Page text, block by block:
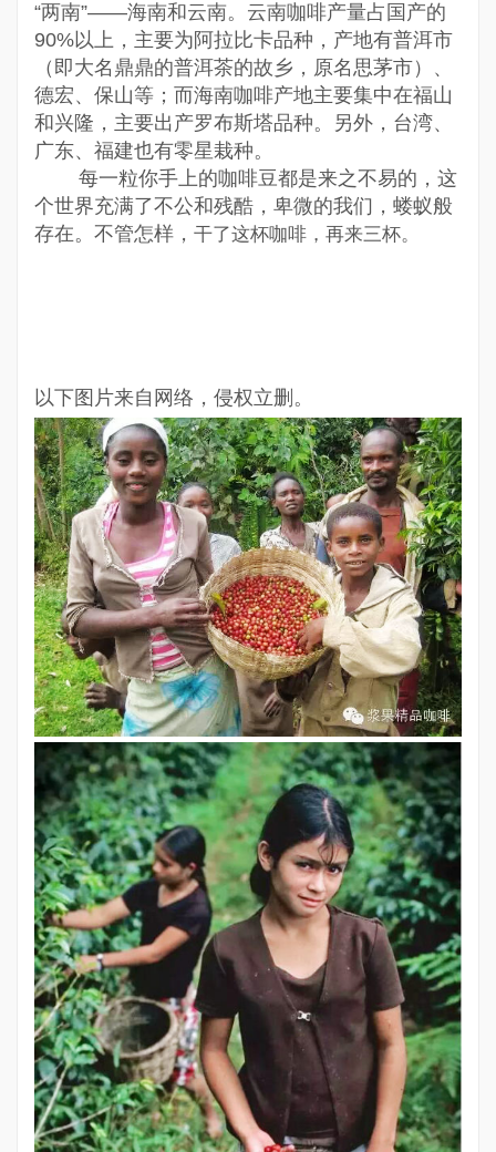
“两南”——海南和云南。云南咖啡产量占国产的
90%以上，主要为阿拉比卡品种，产地有普洱市
（即大名鼎鼎的普洱茶的故乡，原名思茅市）、
德宏、保山等；而海南咖啡产地主要集中在福山
和兴隆，主要出产罗布斯塔品种。另外，台湾、
广东、福建也有零星栽种。
每一粒你手上的咖啡豆都是来之不易的，这
个世界充满了不公和残酷，卑微的我们，蝼蚁般
存在。不管怎样， 干了这杯咖啡，再来三杯。
以下图片来自网络，侵权立删。